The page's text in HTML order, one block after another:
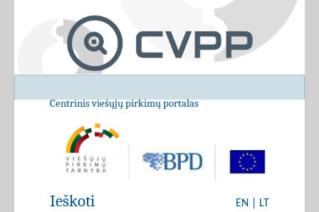
Centrinis viešųjų pirkimų portalas
EN LT
Ieškoti